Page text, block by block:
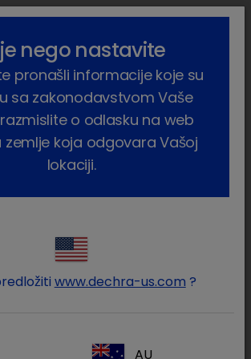
lock_outline search menu
Proizvodi
se na Vaš Dechra
nego nastavite
pronašli informacije koje su
sa zakonodavstvom Vaše
o odlasku na web
zemlje koja odgovara Vašoj
lokaciji.
www.dechra-us.com ?
AU